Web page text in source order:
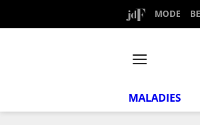
MODE
MALADIES